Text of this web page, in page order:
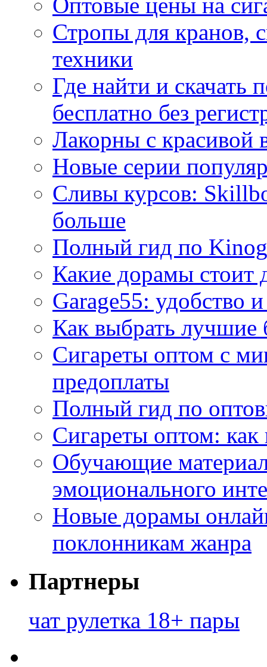
Оптовые цены на
Стропы для кранов,
техники
Где найти и
бесплатно без
Лакорны с красивой
Новые серии
Сливы курсов:
больше
Полный гид по
Какие дорамы стоит
Garage55: удобство
Как выбрать
Сигареты оптом с
предоплаты
Полный гид по
Сигареты оптом:
Обучающие
эмоционального
Новые дорамы
поклонникам жанра
Партнеры
чат рулетка 18+ пары